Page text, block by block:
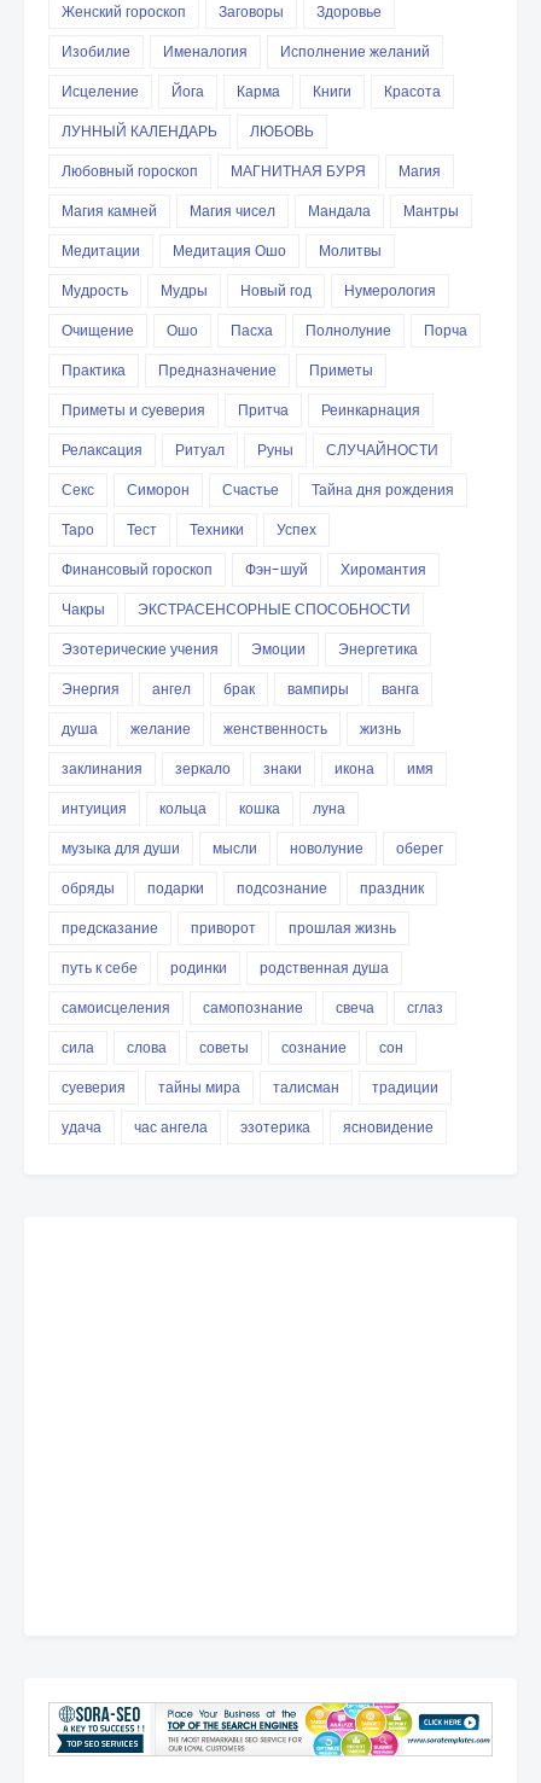
Женский гороскоп
Заговоры
Здоровье
Изобилие
Именалогия
Исполнение желаний
Исцеление
Йога Карма Книги
Красота
ЛУННЫЙ КАЛЕНДАРЬ
ЛЮБОВЬ
Любовный гороскоп
МАГНИТНАЯ БУРЯ
Магия
Магия камней
Магия чисел Мандала
Мантры
Медитации
Медитация Ошо
Молитвы
Мудрость
Мудры Новый год
Нумерология
Очищение
Ошо Пасха Полнолуние
Порча
Практика
Предназначение
Приметы
Приметы и суеверия
Притча
Реинкарнация
Релаксация
Ритуал Руны
СЛУЧАЙНОСТИ
Секс
Симорон Счастье
Тайна дня рождения
Таро
Тест Техники
Успех
Финансовый гороскоп
Фэн-шуй
Хиромантия
Чакры
ЭКСТРАСЕНСОРНЫЕ СПОСОБНОСТИ
Эзотерические учения
Эмоции
Энергетика
Энергия
ангел брак вампиры
ванга
душа
желание женственность
жизнь
заклинания
зеркало знаки икона
имя
интуиция
кольца кошка
луна
музыка для души
мысли новолуние
оберег
обряды
подарки подсознание
праздник
предсказание
приворот
прошлая жизнь
путь к себе
родинки
родственная душа
самоисцеления
самопознание свеча
сглаз
сила
слова советы сознание
сон
суеверия
тайны мира талисман
традиции
удача
час ангела эзотерика ясновидение